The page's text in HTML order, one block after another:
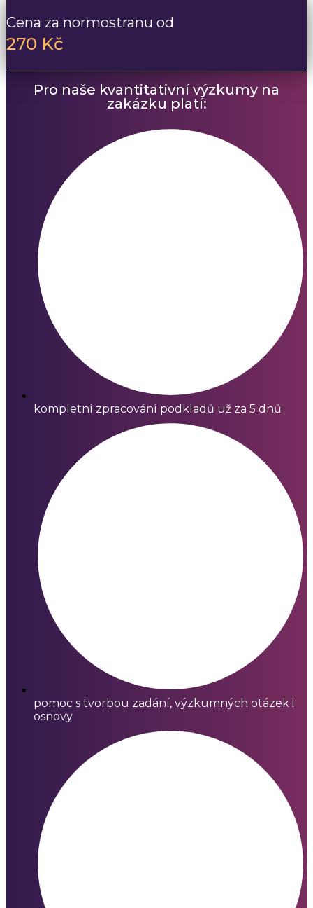
Cena za normostranu od
270 Kč
Pro naše kvantitativní výzkumy na
zakázku platí:
kompletní zpracování podkladů už za 5 dnů
pomoc s tvorbou zadání, výzkumných otázek i
osnovy